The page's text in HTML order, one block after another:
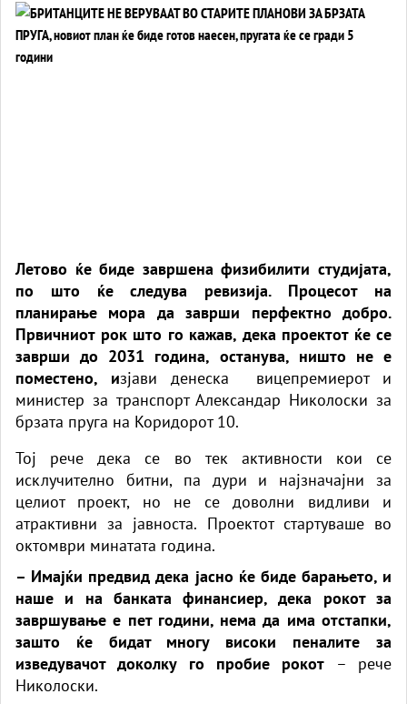
Летово ќе биде завршена физибилити студијата,
по што ќе следува ревизија. Процесот на
планирање мора да заврши перфектно добро.
Првичниот рок што го кажав, дека проектот ќе се
заврши до 2031 година, останува, ништо не е
поместено, изјави денеска вицепремиерот и
министер за транспорт Александар Николоски за
брзата пруга на Коридорот 10.
Тој рече дека се во тек активности кои се
исклучително битни, па дури и најзначајни за
целиот проект, но не се доволни видливи и
атрактивни за јавноста. Проектот стартуваше во
октомври минатата година.
– Имајќи предвид дека јасно ќе биде барањето, и
наше и на банката финансиер, дека рокот за
завршување е пет години, нема да има отстапки,
зашто ќе бидат многу високи пеналите за
изведувачот доколку го пробие рокот
– рече
Николоски.